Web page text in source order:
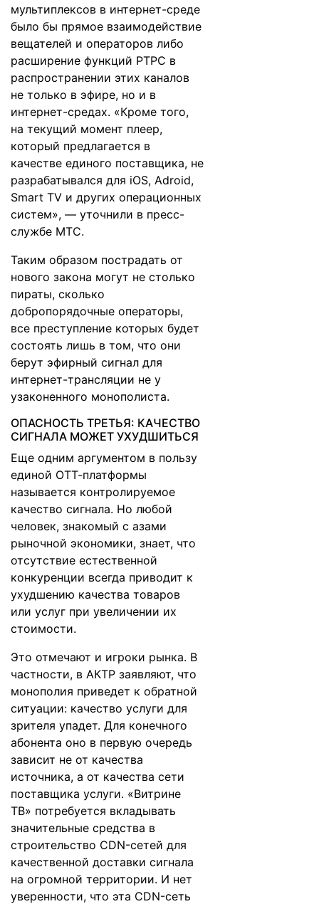
мультиплексов в интернет-среде
было бы прямое взаимодействие
вещателей и операторов либо
расширение функций РТРС в
распространении этих каналов
не только в эфире, но и в
интернет-средах. «Кроме того,
на текущий момент плеер,
который предлагается в
качестве единого поставщика, не
разрабатывался для iOS, Adroid,
Smart TV и других операционных
систем», — уточнили в пресс-
службе МТС.
Таким образом пострадать от
нового закона могут не столько
пираты, сколько
добропорядочные операторы,
все преступление которых будет
состоять лишь в том, что они
берут эфирный сигнал для
интернет-трансляции не у
узаконенного монополиста.
ОПАСНОСТЬ ТРЕТЬЯ: КАЧЕСТВО
СИГНАЛА МОЖЕТ УХУДШИТЬСЯ
Еще одним аргументом в пользу
единой ОТТ-платформы
называется контролируемое
качество сигнала. Но любой
человек, знакомый с азами
рыночной экономики, знает, что
отсутствие естественной
конкуренции всегда приводит к
ухудшению качества товаров
или услуг при увеличении их
стоимости.
Это отмечают и игроки рынка. В
частности, в АКТР заявляют, что
монополия приведет к обратной
ситуации: качество услуги для
зрителя упадет. Для конечного
абонента оно в первую очередь
зависит не от качества
источника, а от качества сети
поставщика услуги. «Витрине
ТВ» потребуется вкладывать
значительные средства в
строительство CDN-сетей для
качественной доставки сигнала
на огромной территории. И нет
уверенности, что эта CDN-сеть